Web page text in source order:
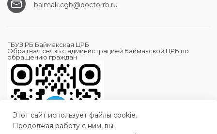
baimak.cgb@doctorrb.ru
ГБУЗ РБ Баймакская ЦРБ
Обратная связь с администрацией Баймакской ЦРБ по
обращению граждан
Этот сайт использует файлы cookie.
Продолжая работу с ним, вы